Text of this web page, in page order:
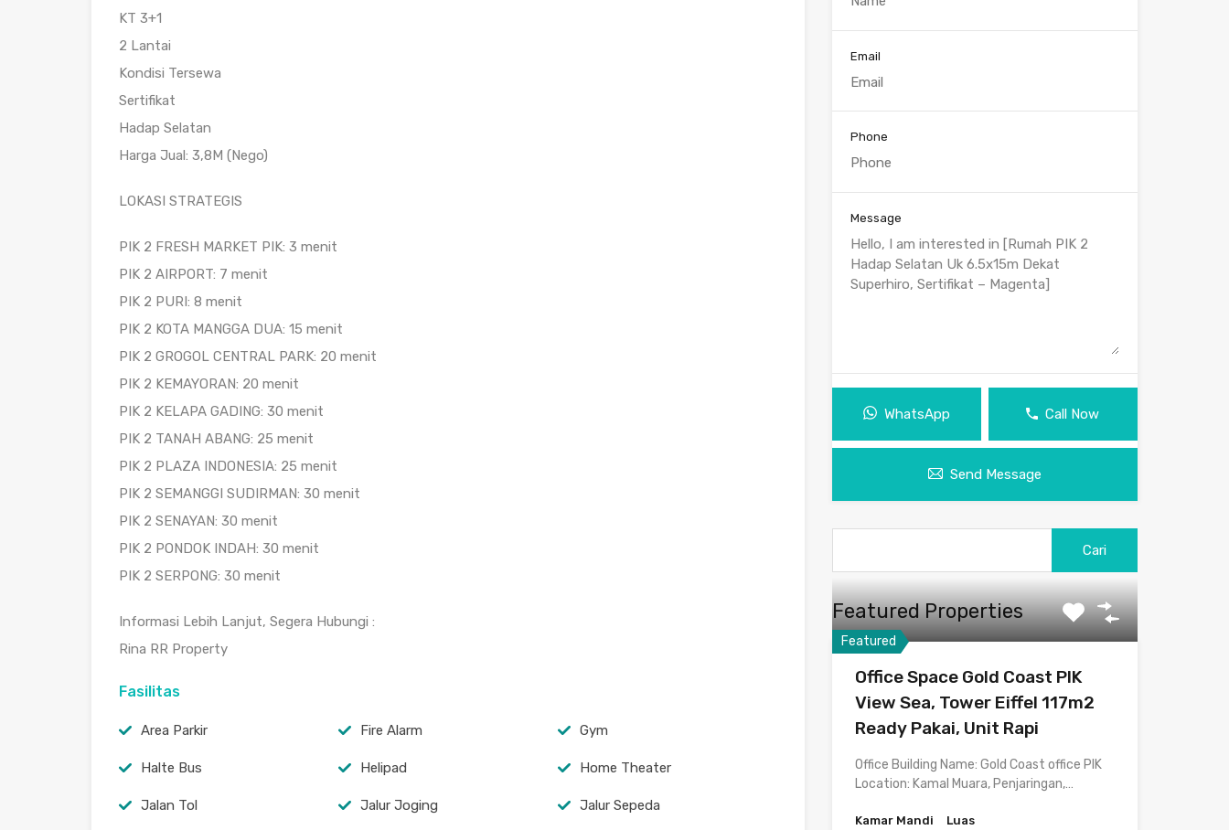
KT 3+1
2 Lantai
Kondisi Tersewa
Sertifikat
Hadap Selatan
Harga Jual: 3,8M (Nego)
LOKASI STRATEGIS
PIK 2 FRESH MARKET PIK: 3 menit
PIK 2 AIRPORT: 7 menit
PIK 2 PURI: 8 menit
PIK 2 KOTA MANGGA DUA: 15 menit
PIK 2 GROGOL CENTRAL PARK: 20 menit
PIK 2 KEMAYORAN: 20 menit
PIK 2 KELAPA GADING: 30 menit
PIK 2 TANAH ABANG: 25 menit
PIK 2 PLAZA INDONESIA: 25 menit
PIK 2 SEMANGGI SUDIRMAN: 30 menit
PIK 2 SENAYAN: 30 menit
PIK 2 PONDOK INDAH: 30 menit
PIK 2 SERPONG: 30 menit
Informasi Lebih Lanjut, Segera Hubungi :
Rina RR Property
Fasilitas
Area Parkir Fire Alarm Gym
Halte Bus Helipad Home Theater
Jalan Tol Jalur Joging Jalur Sepeda
Email
Phone
Message
WhatsApp Call Now
Send Message
untuk:
Featured Properties
Featured
Office Space Gold Coast PIK
View Sea, Tower Eiffel 117m2
Ready Pakai, Unit Rapi
Office Building Name: Gold Coast office PIK
Location: Kamal Muara, Penjaringan,…
Kamar Mandi
Luas